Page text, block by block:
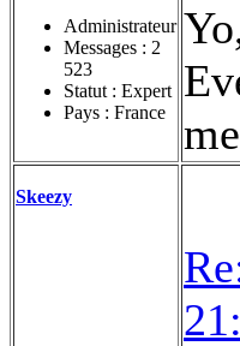
Administrateur
Messages : 2
523
Statut : Expert
Pays : France
Skeezy